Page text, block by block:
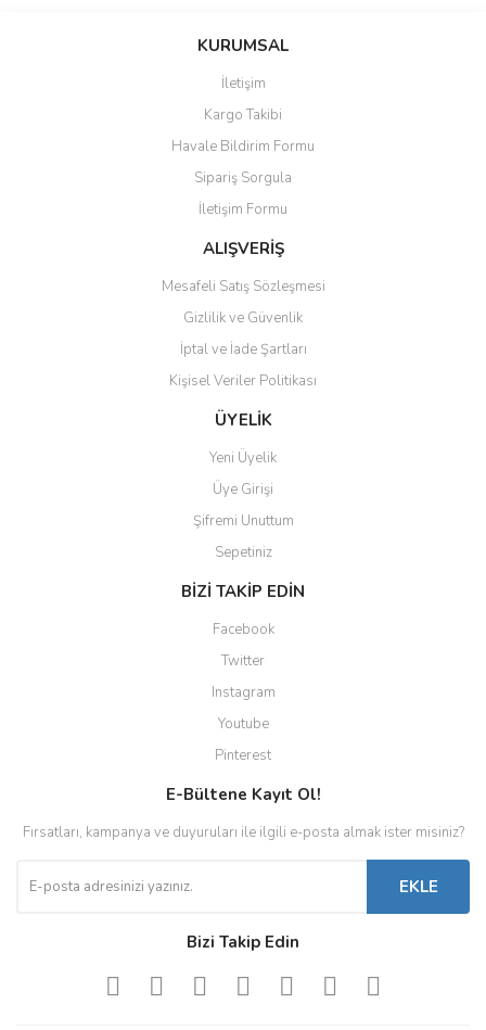
Bu ürüne ilk yorumu siz yapın!
Ürün resmi kalitesiz, bozuk veya görüntülenemiyor.
Ürün açıklamasında eksik bilgiler bulunuyor.
Ürün bilgilerinde hatalar bulunuyor.
Ürün fiyatı diğer sitelerden daha pahalı.
Bu ürüne benzer farklı alternatifler olmalı.
Gönder
KURUMSAL
İletişim
Kargo Takibi
Havale Bildirim Formu
Sipariş Sorgula
İletişim Formu
ALIŞVERİŞ
Mesafeli Satış Sözleşmesi
Gizlilik ve Güvenlik
İptal ve İade Şartları
Kişisel Veriler Politikası
ÜYELİK
Yeni Üyelik
Üye Girişi
Şifremi Unuttum
Sepetiniz
BİZİ TAKİP EDİN
Facebook
Twitter
Instagram
Youtube
Pinterest
E-Bültene Kayıt Ol!
Fırsatları, kampanya ve duyuruları ile ilgili e-posta almak ister misiniz?
EKLE
Bizi Takip Edin